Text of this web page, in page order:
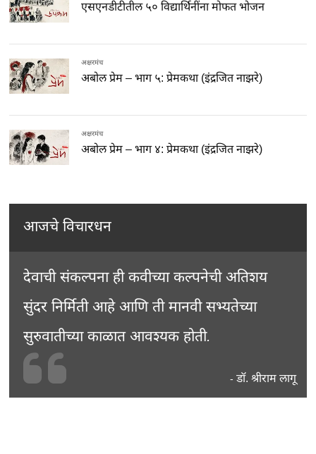
एसएनडीटीतील ५० विद्यार्थिनींना मोफत भोजन
अक्षरमंच
अबोल प्रेम – भाग ५: प्रेमकथा (इंद्रजित नाझरे)
अक्षरमंच
अबोल प्रेम – भाग ४: प्रेमकथा (इंद्रजित नाझरे)
आजचे विचारधन
देवाची संकल्पना ही कवीच्या कल्पनेची अतिशय
सुंदर निर्मिती आहे आणि ती मानवी सभ्यतेच्या
सुरुवातीच्या काळात आवश्यक होती.
- डॉ. श्रीराम लागू